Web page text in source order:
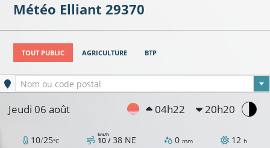
Météo Elliant 29370
TOUT PUBLIC AGRICULTURE BTP
Ville sélectionnée
Nom ou code postal
Jeudi 06 août 04h22 20h20
10/25°C 10 /
km/h 38 NE 0 mm 12 h